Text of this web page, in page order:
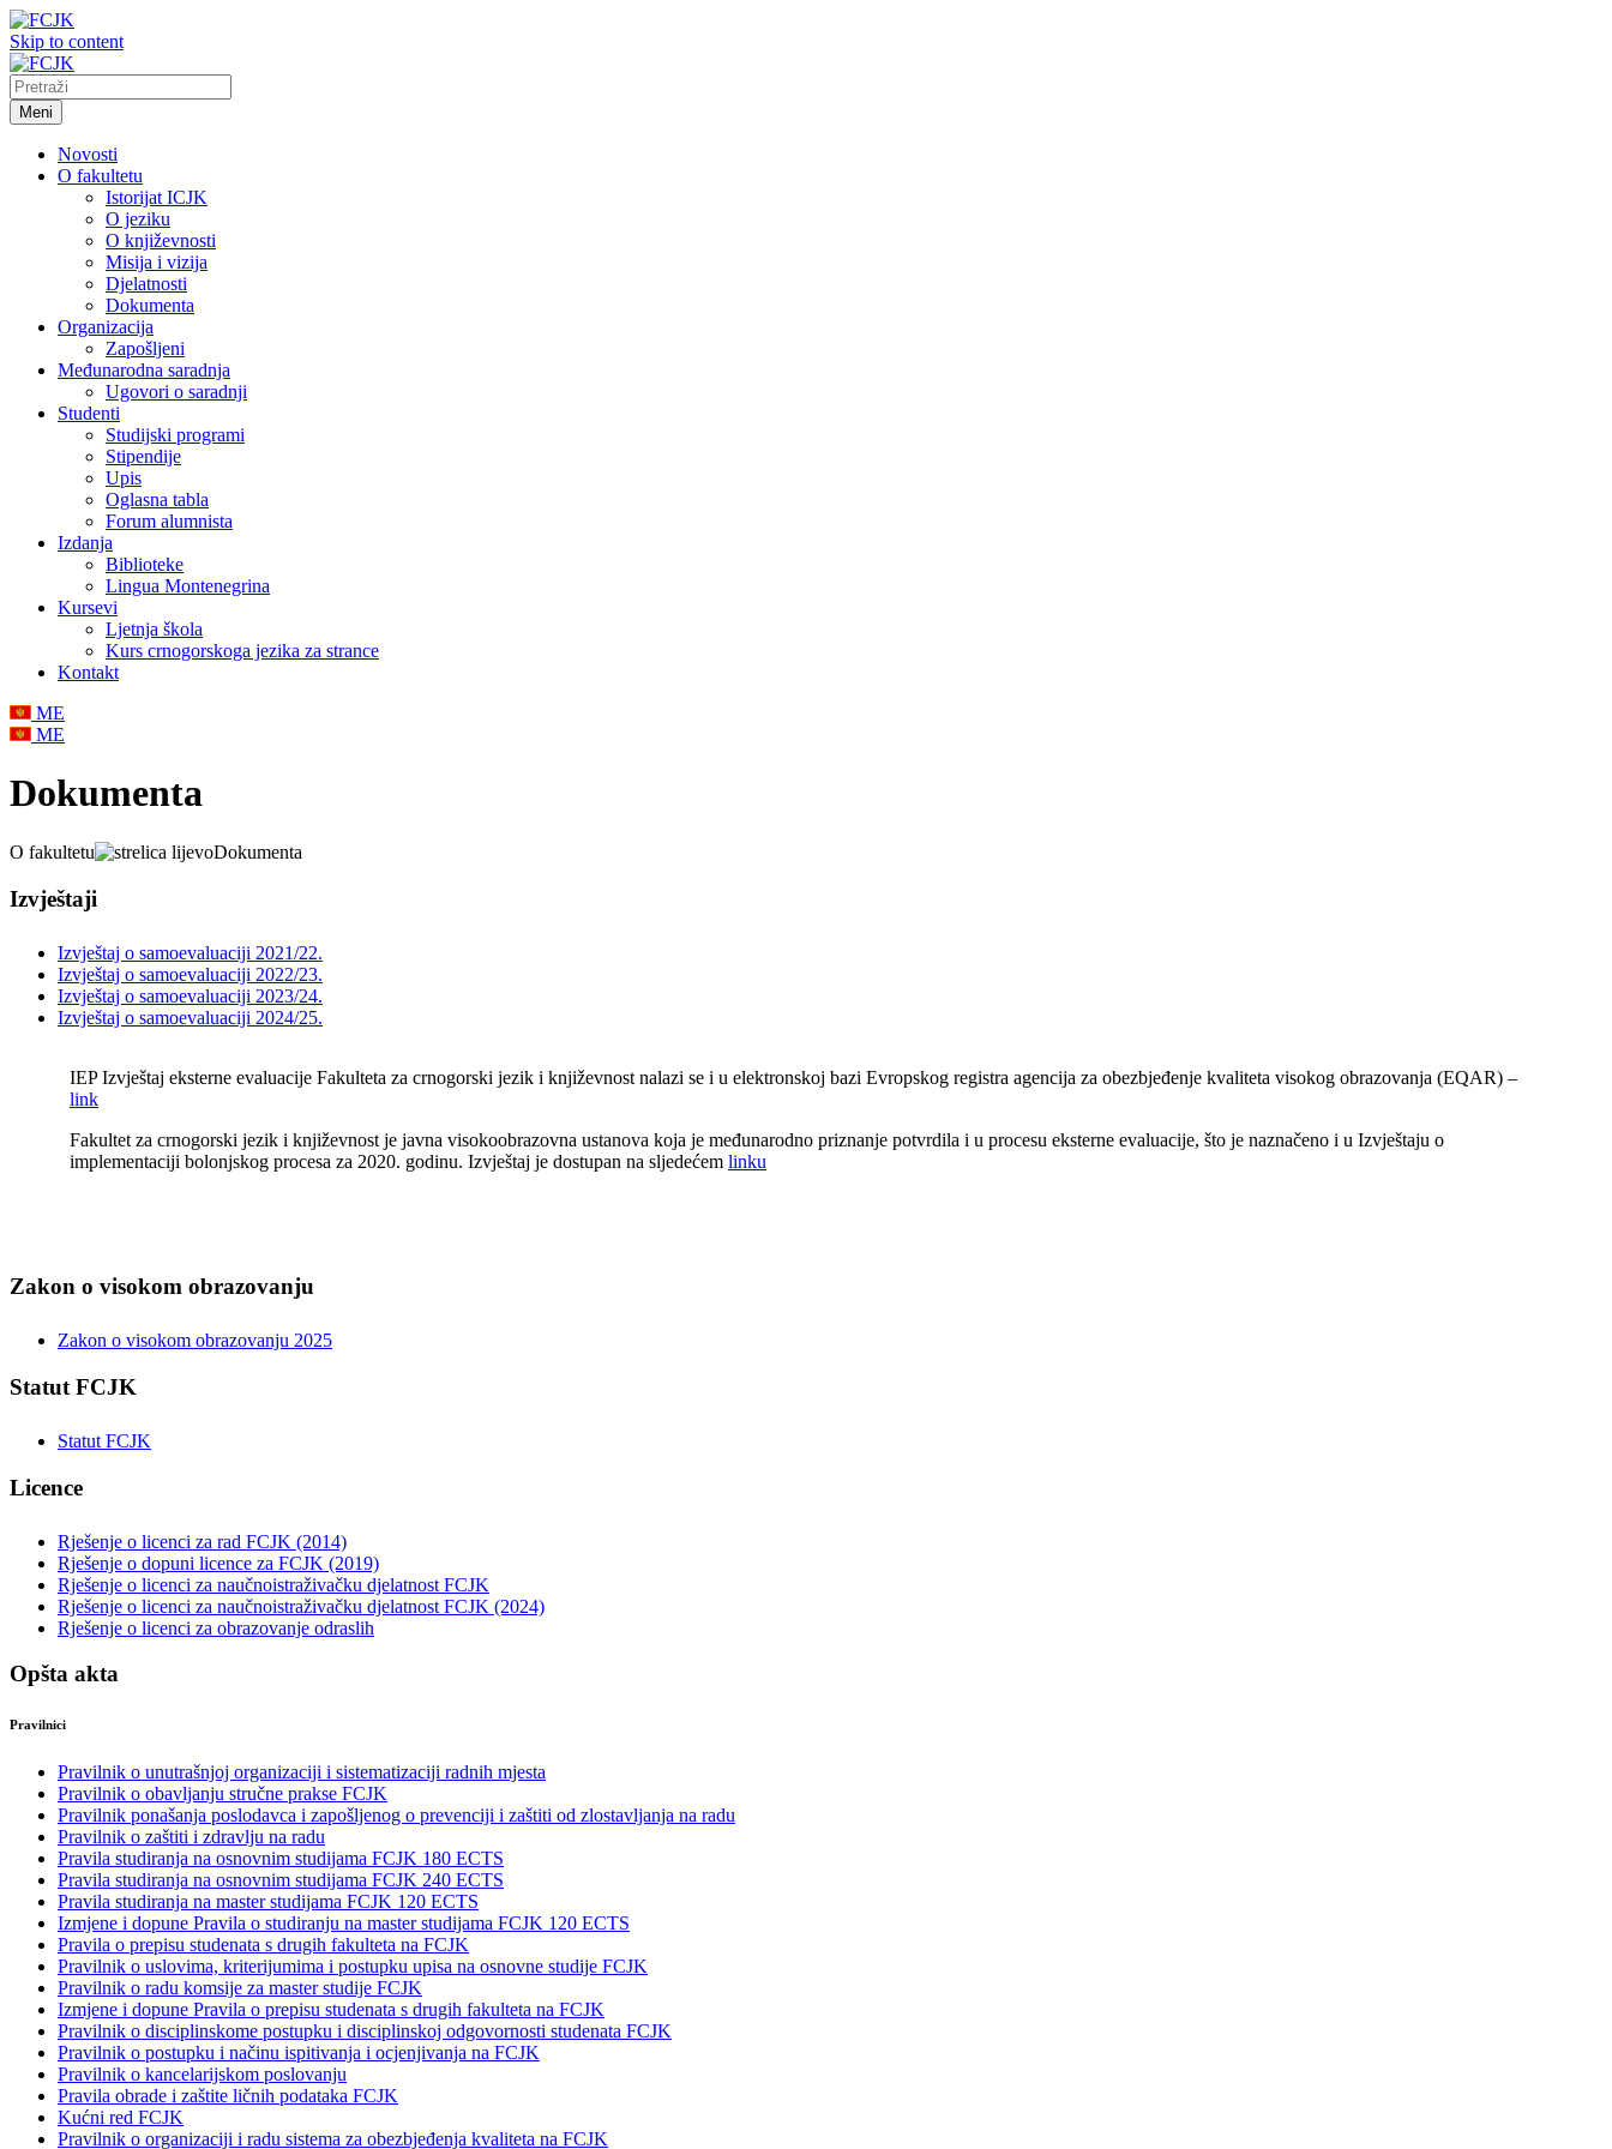
Skip to content
Meni
Novosti
O fakultetu
Istorijat ICJK
O jeziku
O književnosti
Misija i vizija
Djelatnosti
Dokumenta
Organizacija
Zapošljeni
Međunarodna saradnja
Ugovori o saradnji
Studenti
Studijski programi
Stipendije
Upis
Oglasna tabla
Forum alumnista
Izdanja
Biblioteke
Lingua Montenegrina
Kursevi
Ljetnja škola
Kurs crnogorskoga jezika za strance
Kontakt
ME
ME
Dokumenta
O fakultetu Dokumenta
Izvještaji
Izvještaj o samoevaluaciji 2021/22.
Izvještaj o samoevaluaciji 2022/23.
Izvještaj o samoevaluaciji 2023/24.
Izvještaj o samoevaluaciji 2024/25.
IEP Izvještaj eksterne evaluacije Fakulteta za crnogorski jezik i književnost nalazi se i u elektronskoj bazi Evropskog registra agencija za obezbjeđenje kvaliteta visokog obrazovanja (EQAR) –
link
Fakultet za crnogorski jezik i književnost je javna visokoobrazovna ustanova koja je međunarodno priznanje potvrdila i u procesu eksterne evaluacije, što je naznačeno i u Izvještaju o
implementaciji bolonjskog procesa za 2020. godinu. Izvještaj je dostupan na sljedećem linku
Zakon o visokom obrazovanju
Zakon o visokom obrazovanju 2025
Statut FCJK
Statut FCJK
Licence
Rješenje o licenci za rad FCJK (2014)
Rješenje o dopuni licence za FCJK (2019)
Rješenje o licenci za naučnoistraživačku djelatnost FCJK
Rješenje o licenci za naučnoistraživačku djelatnost FCJK (2024)
Rješenje o licenci za obrazovanje odraslih
Opšta akta
Pravilnici
Pravilnik o unutrašnjoj organizaciji i sistematizaciji radnih mjesta
Pravilnik o obavljanju stručne prakse FCJK
Pravilnik ponašanja poslodavca i zapošljenog o prevenciji i zaštiti od zlostavljanja na radu
Pravilnik o zaštiti i zdravlju na radu
Pravila studiranja na osnovnim studijama FCJK 180 ECTS
Pravila studiranja na osnovnim studijama FCJK 240 ECTS
Pravila studiranja na master studijama FCJK 120 ECTS
Izmjene i dopune Pravila o studiranju na master studijama FCJK 120 ECTS
Pravila o prepisu studenata s drugih fakulteta na FCJK
Pravilnik o uslovima, kriterijumima i postupku upisa na osnovne studije FCJK
Pravilnik o radu komsije za master studije FCJK
Izmjene i dopune Pravila o prepisu studenata s drugih fakulteta na FCJK
Pravilnik o disciplinskome postupku i disciplinskoj odgovornosti studenata FCJK
Pravilnik o postupku i načinu ispitivanja i ocjenjivanja na FCJK
Pravilnik o kancelarijskom poslovanju
Pravila obrade i zaštite ličnih podataka FCJK
Kućni red FCJK
Pravilnik o organizaciji i radu sistema za obezbjeđenja kvaliteta na FCJK